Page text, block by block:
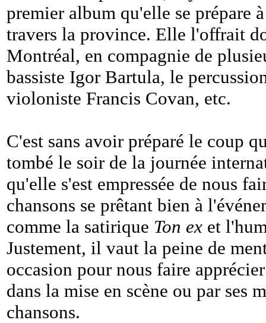
premier album qu'elle se prépare
travers la province. Elle l'offrait
Montréal, en compagnie de
bassiste Igor Bartula, le
violoniste Francis Covan, etc.
C'est sans avoir préparé le coup
tombé le soir de la journée
qu'elle s'est empressée de nous
chansons se prêtant bien à
comme la satirique Ton ex et
Justement, il vaut la peine de
occasion pour nous faire
dans la mise en scène ou par ses
chansons.